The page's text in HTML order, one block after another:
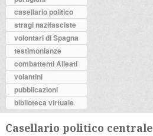
casellario politico
stragi nazifasciste
volontari di Spagna
testimonianze
combattenti Alleati
volantini
pubblicazioni
biblioteca virtuale
Casellario politico centrale